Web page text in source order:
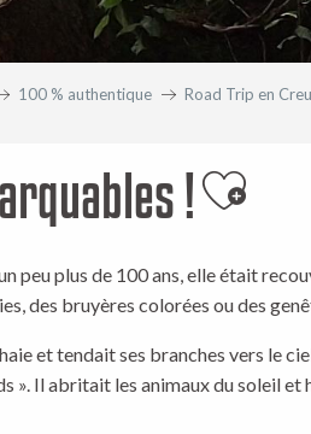
100 % authentique Road Trip en
!
peu plus de 100 ans, elle était
des bruyères colorées ou des
et tendait ses branches vers le
». Il abritait les animaux du soleil